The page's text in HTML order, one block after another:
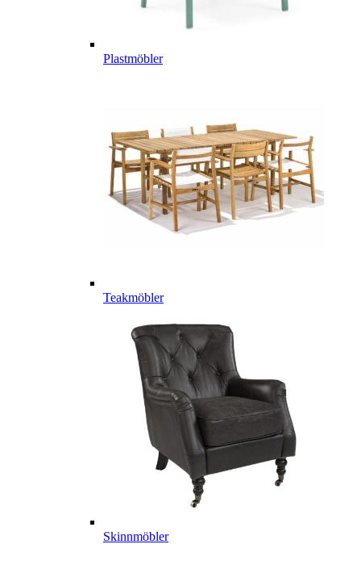
Plastmöbler
Teakmöbler
Skinnmöbler